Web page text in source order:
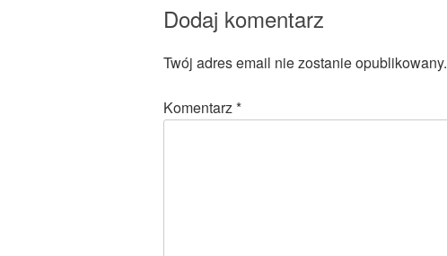
Dodaj komentarz
Twój adres email nie zostanie opublikowany.
Komentarz*